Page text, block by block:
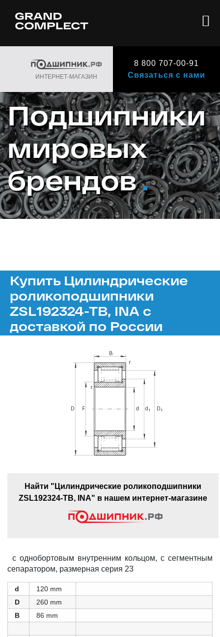
ИНТЕРНЕТ-МАГАЗИН
8 800 707-00-91
Связаться с нами
Подшипники
мировых
брендов.
Купить Цилиндрические
роликоподшипники
ZSL192324-TB, INA с
доставкой по России
Найти "Цилиндрические роликоподшипники
ZSL192324-TB, INA" в нашем интернет-магазине
с однобортовым внутренним кольцом, с сегментным
сепаратором, размерная серия 23
d
120 mm
D
260 mm
B
86 mm